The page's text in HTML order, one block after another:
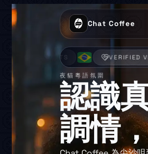
Chat Coffee
VERIFIED VIBES
夜貓粵語氛圍
認識
調情